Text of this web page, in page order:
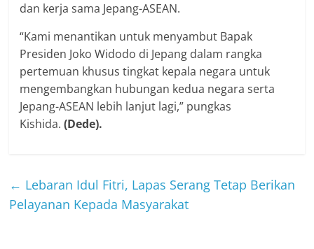
dan kerja sama Jepang-ASEAN.
“Kami menantikan untuk menyambut Bapak
Presiden Joko Widodo di Jepang dalam rangka
pertemuan khusus tingkat kepala negara untuk
mengembangkan hubungan kedua negara serta
Jepang-ASEAN lebih lanjut lagi,” pungkas
Kishida.(Dede).
← Lebaran Idul Fitri, Lapas Serang Tetap Berikan
Pelayanan Kepada Masyarakat